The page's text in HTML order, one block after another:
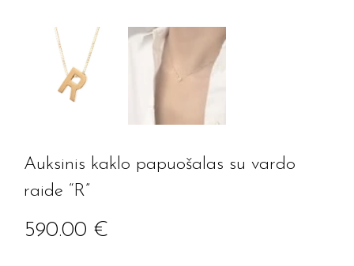
Auksinis kaklo papuošalas su vardo
raide “R”
590.00 €